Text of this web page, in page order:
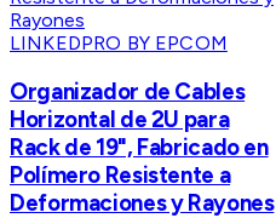
LINKEDPRO BY EPCOM
Organizador de Cables
Horizontal de 2U para
Rack de 19", Fabricado en
Polímero Resistente a
Deformaciones y Rayones